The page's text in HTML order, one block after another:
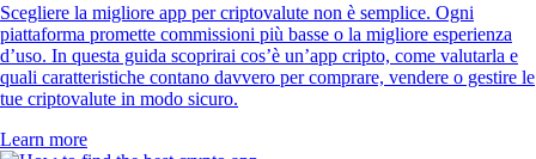
Scegliere la migliore app per criptovalute non è semplice. Ogni
piattaforma promette commissioni più basse o la migliore esperienza
d’uso. In questa guida scoprirai cos’è un’app cripto, come valutarla e
quali caratteristiche contano davvero per comprare, vendere o gestire le
tue criptovalute in modo sicuro.
Learn more